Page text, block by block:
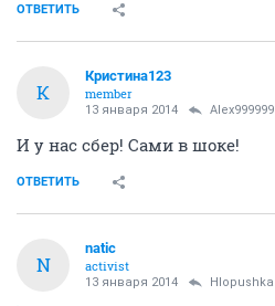
ОТВЕТИТЬ
К
Кристина123
member
13 января 2014 Alex999999
И у нас сбер! Сами в шоке!
ОТВЕТИТЬ
N
natic
activist
13 января 2014 Hlopushka